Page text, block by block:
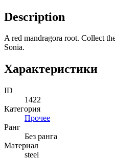
Description
A red mandragora root. Collect
Sonia.
Характеристики
ID
1422
Категория
Прочее
Ранг
Без ранга
Материал
steel